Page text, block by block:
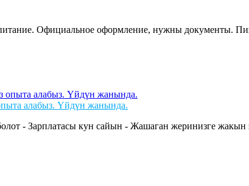
Официальное оформление, нужны документы.
алабыз. Үйдүн жанында.
- Зарплатасы кун сайын - Жашаган жеринизге жакын